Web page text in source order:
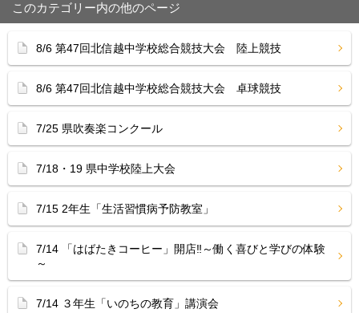
このカテゴリー内の他のページ
8/6 第47回北信越中学校総合競技大会 陸上競技
8/6 第47回北信越中学校総合競技大会 卓球競技
7/25 県吹奏楽コンクール
7/18・19 県中学校陸上大会
7/15 2年生「生活習慣病予防教室」
7/14 「はばたきコーヒー」開店‼︎～働く喜びと学びの体験
～
7/14 ３年生「いのちの教育」講演会